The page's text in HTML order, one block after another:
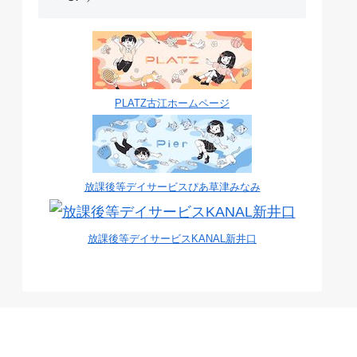
PLATZ古江ホームページ
放課後等デイサービスぴあ草津みなみ
放課後等デイサービスKANAL新井口